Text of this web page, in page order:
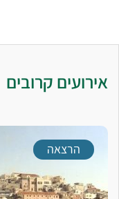
אירועים קרובים
הרצאה